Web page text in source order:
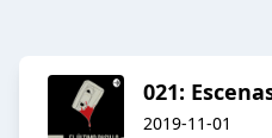
021:
2019-11-01